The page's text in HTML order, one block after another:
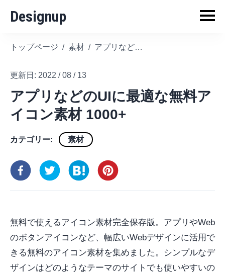
Designup
トップページ / 素材 / アプリなどのUIに最適な無料アイコン素材 1000+
更新日: 2022 / 08 / 13
アプリなどのUIに最適な無料ア
イコン素材 1000+
カテゴリー: 素材
無料で使えるアイコン素材完全保存版。アプリやWeb
のボタンアイコンなど、幅広いWebデザインに活用で
きる無料のアイコン素材を集めました。シンプルなデ
ザインはどのようなテーマのサイトでも使いやすいの